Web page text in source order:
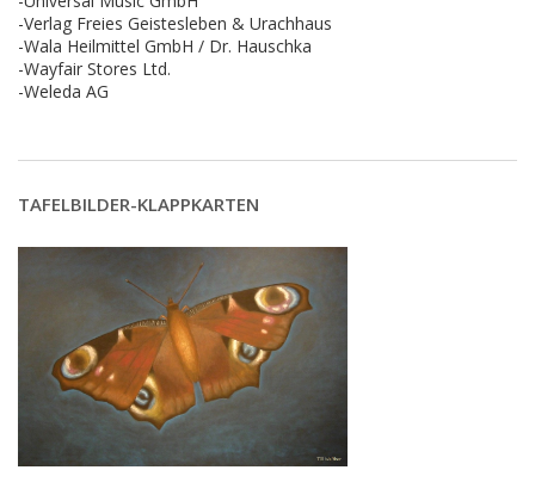
-Verlag Freies Geistesleben & Urachhaus
-Wala Heilmittel GmbH / Dr. Hauschka
-Wayfair Stores Ltd.
-Weleda AG
TAFELBILDER-KLAPPKARTEN